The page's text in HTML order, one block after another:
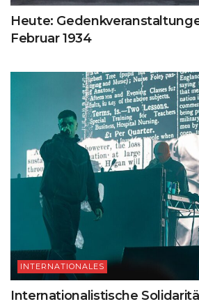
Heute:
Februar 1934
INTERNATIONALES
Internationalistische